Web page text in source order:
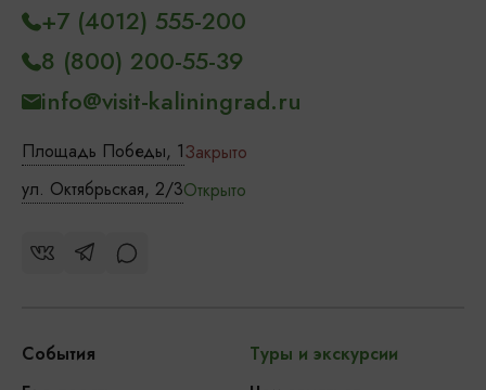
Площадь Победы, 1Закрыто
ул. Октябрьская, 2/3Открыто
+7 (4012) 555-200
8 (800) 200-55-39
info@visit-kaliningrad.ru
События
Туры и экскурсии